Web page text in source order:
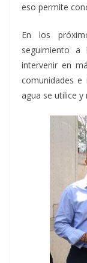
eso permite
En los
seguimiento
intervenir en
comunidades
agua se utilice y